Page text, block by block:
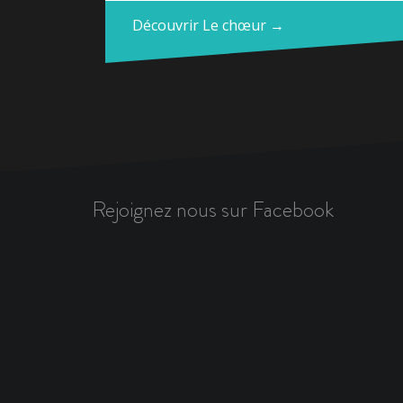
Découvrir Le chœur →
Rejoignez nous sur Facebook